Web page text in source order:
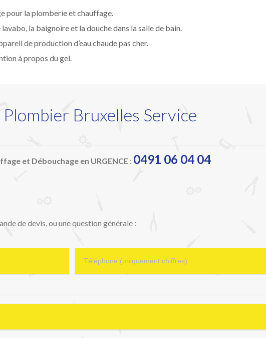
pour la plomberie et chauffage.
la baignoire et la douche dans la salle de bain.
de production d’eau chaude pas cher.
à propos du gel.
Bruxelles Service
et Débouchage en URGENCE : 0491 06 04 04
de devis, ou une question générale :